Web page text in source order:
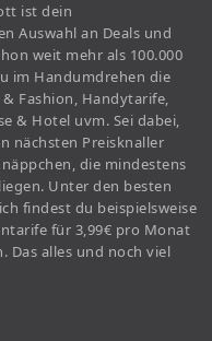
ist dein
Auswahl an Deals und
weit mehr als 100.000
im Handumdrehen die
Fashion, Handytarife,
& Hotel uvm. Sei dabei,
nächsten Preisknaller
die mindestens
Unter den besten
findest du beispielsweise
für 3,99€ pro Monat
Das alles und noch viel